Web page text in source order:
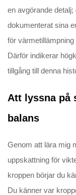
en avgörande
dokumenterat sina
för
Därför indikerar
tillgång till denna
Att lyssna på
balans
Genom att lära mig
uppskattning för
kroppen börjar du
Du känner var